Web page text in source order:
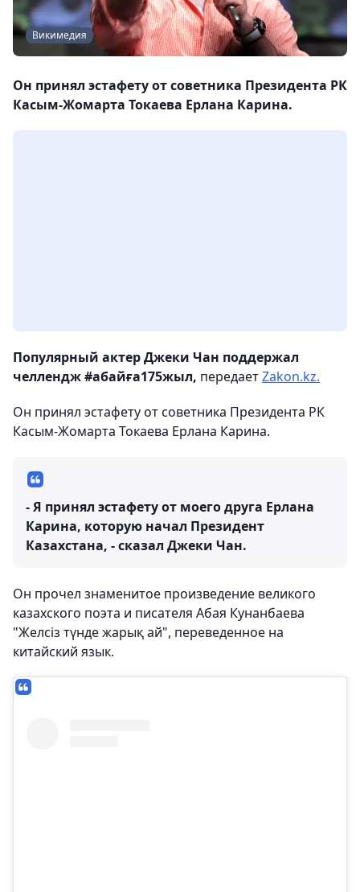
Викимедия
Он принял эстафету от советника Президента РК
Касым-Жомарта Токаева Ерлана Карина.
Популярный актер Джеки Чан поддержал
челлендж #абайға175жыл, передаетZakon.kz.
Он принял эстафету от советника Президента РК
Касым-Жомарта Токаева Ерлана Карина.
- Я принял эстафету от моего друга Ерлана
Карина, которую начал Президент
Казахстана, - сказал Джеки Чан.
Он прочел знаменитое произведение великого
казахского поэта и писателя Абая Кунанбаева
"Желсіз түнде жарық ай", переведенное на
китайский язык.